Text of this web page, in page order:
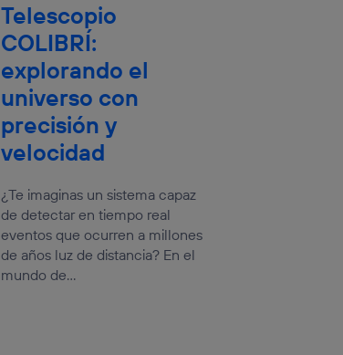
Telescopio
COLIBRÍ:
explorando el
universo con
precisión y
velocidad
¿Te imaginas un sistema capaz
de detectar en tiempo real
eventos que ocurren a millones
de años luz de distancia? En el
mundo de...